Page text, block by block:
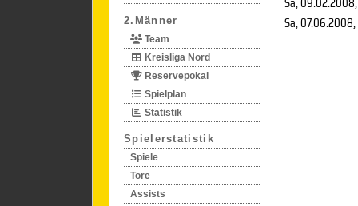
2.Männer
Team
Kreisliga Nord
Reservepokal
Spielplan
Statistik
Spielerstatistik
Spiele
Tore
Assists
Sa, 07.06.2008,